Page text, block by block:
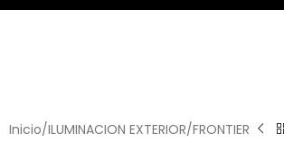
Inicio ILUMINACION EXTERIOR FRONTIER